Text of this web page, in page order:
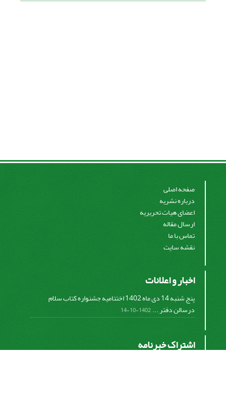
صفحه اصلی
درباره نشریه
اعضای هیات تحریریه
ارسال مقاله
تماس با ما
نقشه سایت
اخبار و اعلانات
پنج شنبه 14 دی ماه 1402 اختتامیه جشنواره کتاب سلام
درسالن دفتر ...1402-10-14
اشتراک خبرنامه